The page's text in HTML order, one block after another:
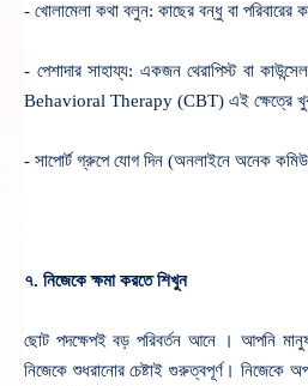
- খোলামেলা কথা বলুন: কাছের বন্ধু বা
- পেশাদার সাহায্য: একজন থেরাপিস্ট বা
Behavioral Therapy (CBT) এই ক্ষেত্রে
- সাপোর্ট গ্রুপে যোগ দিন (অনলাইনে অনেক
৭. নিজেকে ক্ষমা করতে শিখুন
ছোট পদক্ষেপই বড় পরিবর্তন আনে । আপনি
নিজেকে শুধরানোর চেষ্টাই গুরুত্বপূর্ণ। নিজেকে